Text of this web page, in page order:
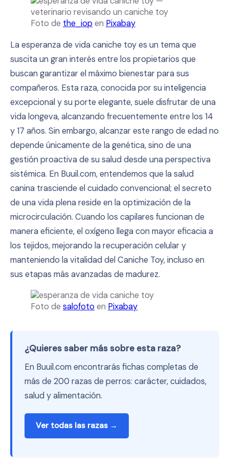
Foto de the_iop en Pixabay
La esperanza de vida caniche toy es un tema que
suscita un gran interés entre los propietarios que
buscan garantizar el máximo bienestar para sus
compañeros. Esta raza, conocida por su inteligencia
excepcional y su porte elegante, suele disfrutar de una
vida longeva, alcanzando frecuentemente entre los 14
y 17 años. Sin embargo, alcanzar este rango de edad no
depende únicamente de la genética, sino de una
gestión proactiva de su salud desde una perspectiva
sistémica. En Buuil.com, entendemos que la salud
canina trasciende el cuidado convencional; el secreto
de una vida plena reside en la optimización de la
microcirculación. Cuando los capilares funcionan de
manera eficiente, el oxígeno llega con mayor eficacia a
los tejidos, mejorando la recuperación celular y
manteniendo la vitalidad del Caniche Toy, incluso en
sus etapas más avanzadas de madurez.
Foto de salofoto en Pixabay
¿Quieres saber más sobre esta raza?
En Buuil.com encontrarás fichas completas de
más de 200 razas de perros: carácter, cuidados,
salud y alimentación.
Ver todas las razas →